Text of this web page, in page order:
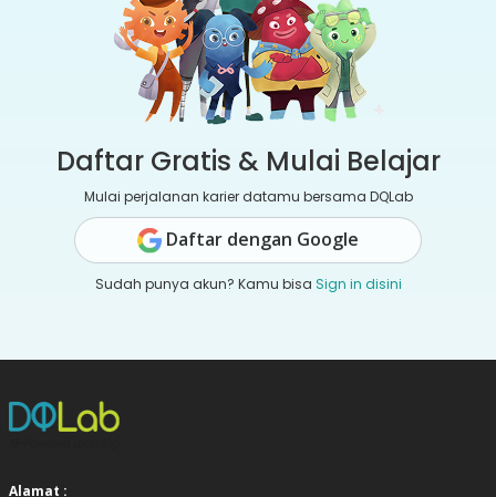
Daftar Gratis & Mulai Belajar
Mulai perjalanan karier datamu bersama DQLab
Daftar dengan Google
Sudah punya akun? Kamu bisa Sign in disini
Alamat :